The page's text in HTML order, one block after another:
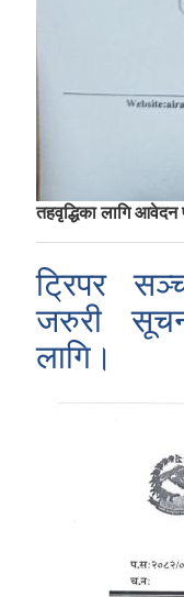
तहवृद्धिका लागि आवेदन
ट्रिपर
जरुरी
लागि।